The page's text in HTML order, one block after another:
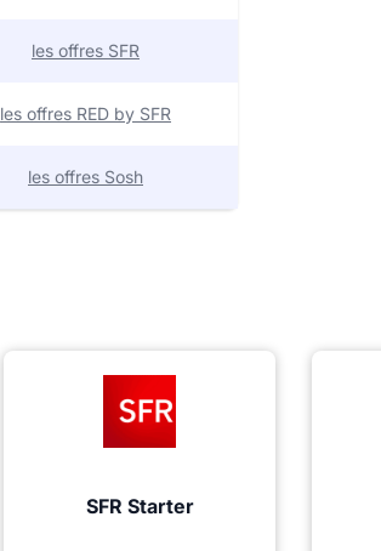
les offres SFR
les offres RED by SFR
les offres Sosh
SFR Starter